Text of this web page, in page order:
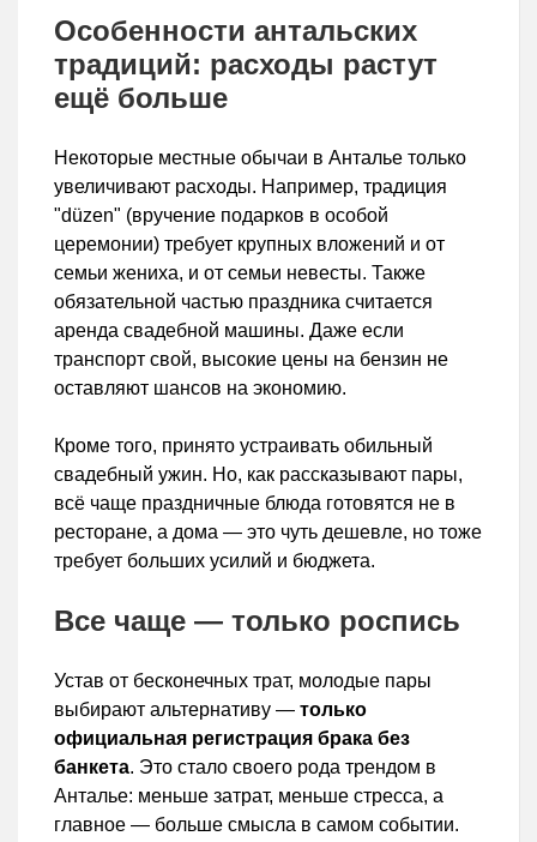
Особенности антальских
традиций: расходы растут
ещё больше
Некоторые местные обычаи в Анталье только
увеличивают расходы. Например, традиция
"düzen" (вручение подарков в особой
церемонии) требует крупных вложений и от
семьи жениха, и от семьи невесты. Также
обязательной частью праздника считается
аренда свадебной машины. Даже если
транспорт свой, высокие цены на бензин не
оставляют шансов на экономию.
Кроме того, принято устраивать обильный
свадебный ужин. Но, как рассказывают пары,
всё чаще праздничные блюда готовятся не в
ресторане, а дома — это чуть дешевле, но тоже
требует больших усилий и бюджета.
Все чаще — только роспись
Устав от бесконечных трат, молодые пары
выбирают альтернативу — только
официальная регистрация брака без
банкета. Это стало своего рода трендом в
Анталье: меньше затрат, меньше стресса, а
главное — больше смысла в самом событии.